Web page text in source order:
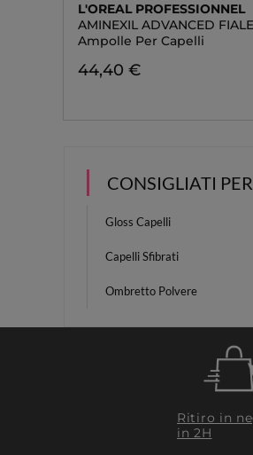
L'OREAL PROFESSIONNEL
AMINEXIL ADVANCED FIALE
Ampolle Per Capelli
44,40 €
CONSIGLIATI
Gloss Capelli
Capelli Sfibrati
Ombretto Polvere
Ritiro in
in 2H